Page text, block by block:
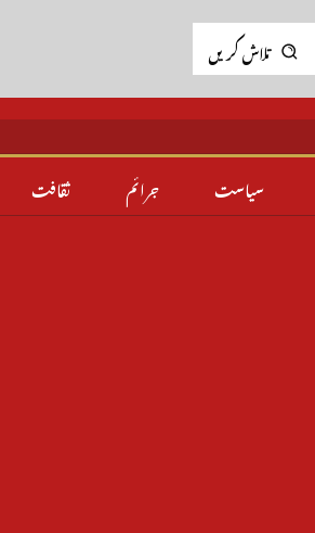
تلاش کریں
سیاست جرائم ثقافت